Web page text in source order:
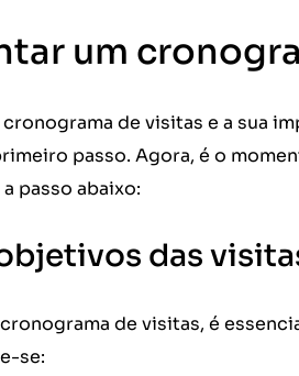
um
de visitas e a sua
passo. Agora, é o
passo abaixo:
das
de visitas, é
se: